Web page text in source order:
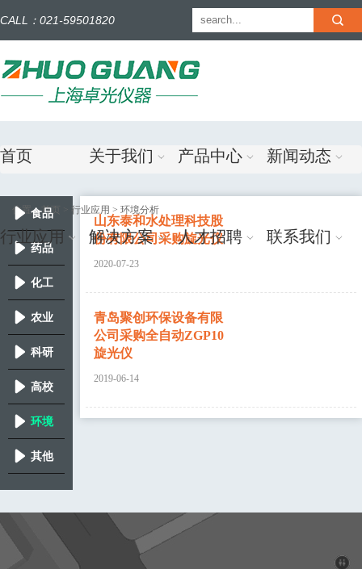
CALL：021-59501820
首页 关于我们 产品中心 新闻动态
行业应用 解决方案 人才招聘 联系我们
位置：首页 > 行业应用 > 环境分析
食品
药品
化工
农业
科研
院所 高校
环境
分析 其他
山东泰和水处理科技股
份有限公司采购旋光仪
2020-07-23
青岛聚创环保设备有限
公司采购全自动ZGP10
旋光仪
2019-06-14